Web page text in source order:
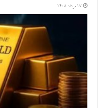
17 مرداد 1405